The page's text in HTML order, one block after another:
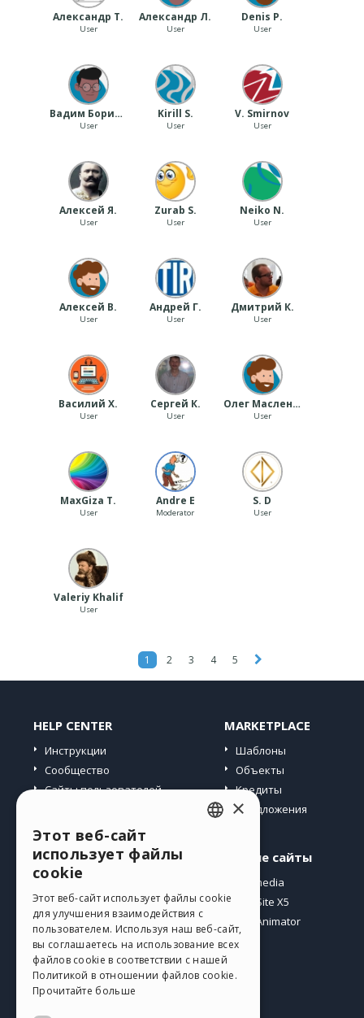
Александр Т.
User
Александр Л.
User
Denis P.
User
Вадим Боритко
User
Kirill S.
User
V. Smirnov
User
Алексей Я.
User
Zurab S.
User
Neiko N.
User
Алексей В.
User
Андрей Г.
User
Дмитрий К.
User
Василий Х.
User
Сергей К.
User
Олег Масленников
User
MaxGiza T.
User
Andre E
Moderator
S. D
User
Valeriy Khalif
User
1 2 3 4 5
HELP CENTER
Инструкции
Сообщество
Сайты пользователей
MARKETPLACE
Шаблоны
Объекты
Кредиты
Предложения
Профиль
Мои посты
Мои лицензии
Загрузить
Веб-хостинг
Мои кредиты
Другие сайты
Incomedia
WebSite X5
WebAnimator
GERMAN
SPANISH
PORTUGUESE
POLISH
×
Этот веб-сайт
использует файлы
cookie
Этот веб-сайт использует файлы cookie
для улучшения взаимодействия с
пользователем. Используя наш веб-сайт,
вы соглашаетесь на использование всех
файлов cookie в соответствии с нашей
Политикой в ​​отношении файлов cookie.
Прочитайте больше